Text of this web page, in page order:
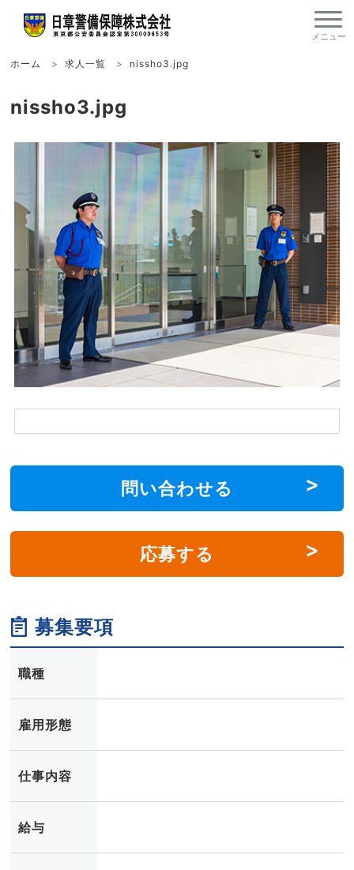
ホーム 求人一覧 nissho3.jpg
nissho3.jpg
問い合わせる
応募する
募集要項
職種
雇用形態
仕事内容
給与